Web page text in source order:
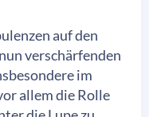
auf den
verschärfenden
im
allem die Rolle